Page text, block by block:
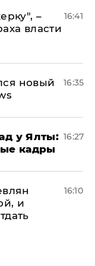
–
власти
16:41
новый
16:35
у Ялты:
кадры
16:27
и
16:10